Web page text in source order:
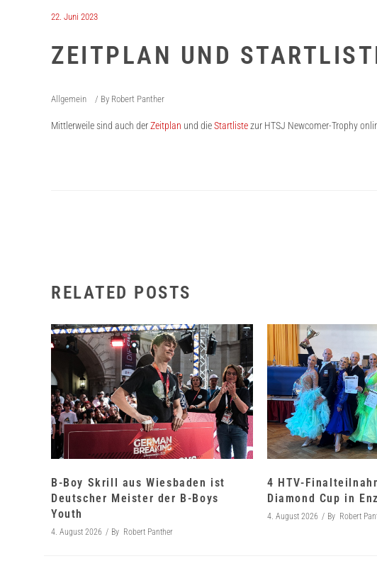
22. Juni 2023
ZEITPLAN UND
Allgemein By Robert Panther
Mittlerweile sind auch derZeitplan und dieStartlistezur HTSJ Newcomer-Trophy
RELATED POSTS
B-Boy Skrill aus Wiesbaden ist
Deutscher Meister der B-Boys
Youth
4. August 2026 By Robert Panther
4 HTV-
Diamond Cup in
4. August 2026 By Robert